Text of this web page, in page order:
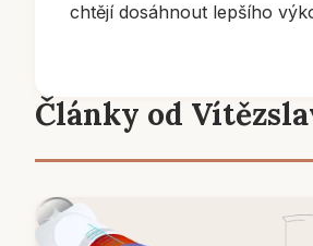
chtějí dosáhnout lepšího
Články od